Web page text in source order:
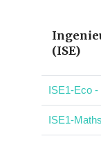
(ISE)
ISE1-Eco -
ISE1-